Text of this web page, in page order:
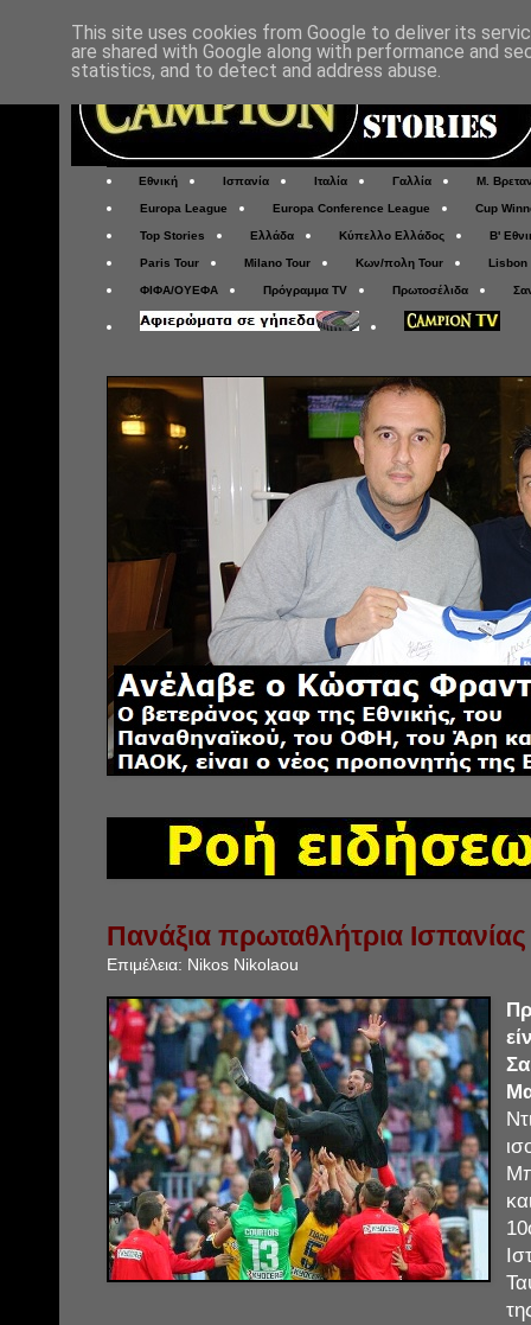
Εθνική Ισπανία Ιταλία Γαλλία Μ.
Europa League Europa Conference League Cup
Top Stories Ελλάδα Κύπελλο Ελλάδος Β'
Paris Tour Milano Tour Κων/πολη Tour Lisbon
ΦΙΦΑ/ΟΥΕΦΑ Πρόγραμμα TV Πρωτοσέλιδα
Πανάξια πρωταθλήτρια Ισπανίας
Επιμέλεια: Nikos Nikolaou
This site uses cookies from Google to deliver its
are shared with Google along with performance and
statistics, and to detect and address abuse.